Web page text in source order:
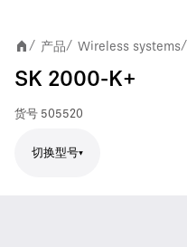
/ 产品/ Wireless systems/
SK 2000-K+
货号 505520
切换型号